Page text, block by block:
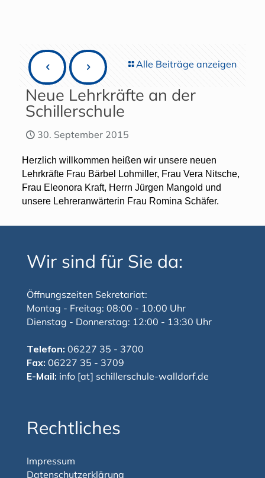
Alle Beiträge anzeigen
Neue Lehrkräfte an der
Schillerschule
30. September 2015
Herzlich willkommen heißen wir unsere neuen
Lehrkräfte Frau Bärbel Lohmiller, Frau Vera Nitsche,
Frau Eleonora Kraft, Herrn Jürgen Mangold und
unsere Lehreranwärterin Frau Romina Schäfer.
Wir sind für Sie da:
Öffnungszeiten Sekretariat:
Montag - Freitag: 08:00 - 10:00 Uhr
Dienstag - Donnerstag: 12:00 - 13:30 Uhr
Telefon: 06227 35 - 3700
Fax: 06227 35 - 3709
E-Mail: info [at] schillerschule-walldorf.de
Rechtliches
Impressum
Datenschutzerklärung